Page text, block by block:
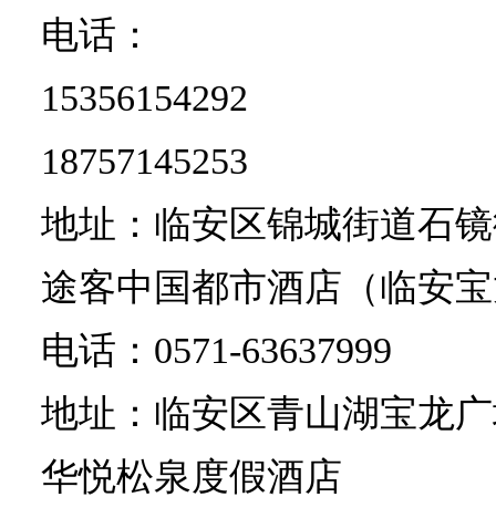
电话：
15356154292
18757145253
地址：临安区锦城街道石
途客中国都市酒店（临安
电话：0571-63637999
地址：临安区青山湖宝龙
华悦松泉度假酒店